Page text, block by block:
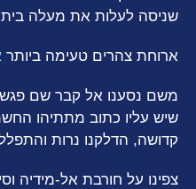
שניסה לעלות את מעלה בית
ארוחת צהרים טעימה ביותר
משם נסענו אל קבר שם
שיש עליו כתוב מתתיהו
קדושה, הדלקנו נרות
צפינו על חורבת אל-מידיה